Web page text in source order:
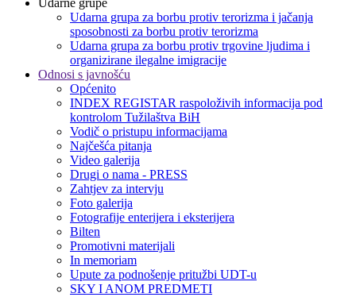
Udarne grupe
Udarna grupa za borbu protiv terorizma i jačanja
sposobnosti za borbu protiv terorizma
Udarna grupa za borbu protiv trgovine ljudima i
organizirane ilegalne imigracije
Odnosi s javnošću
Općenito
INDEX REGISTAR raspoloživih informacija pod
kontrolom Tužilaštva BiH
Vodič o pristupu informacijama
Najčešća pitanja
Video galerija
Drugi o nama - PRESS
Zahtjev za intervju
Foto galerija
Fotografije enterijera i eksterijera
Bilten
Promotivni materijali
In memoriam
Upute za podnošenje pritužbi UDT-u
SKY I ANOM PREDMETI